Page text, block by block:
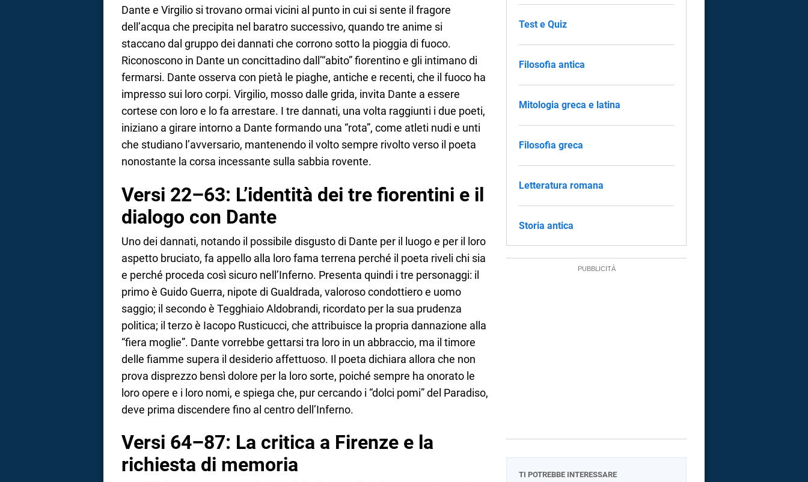
Dante e Virgilio si trovano ormai vicini al punto in cui si sente il fragore
dell’acqua che precipita nel baratro successivo, quando tre anime si
staccano dal gruppo dei dannati che corrono sotto la pioggia di fuoco.
Riconoscono in Dante un concittadino dall’“abito” fiorentino e gli intimano di
fermarsi. Dante osserva con pietà le piaghe, antiche e recenti, che il fuoco ha
impresso sui loro corpi. Virgilio, mosso dalle grida, invita Dante a essere
cortese con loro e lo fa arrestare. I tre dannati, una volta raggiunti i due poeti,
iniziano a girare intorno a Dante formando una “rota”, come atleti nudi e unti
che studiano l’avversario, mantenendo il volto sempre rivolto verso il poeta
nonostante la corsa incessante sulla sabbia rovente.
Versi 22–63: L’identità dei tre fiorentini e il
dialogo con Dante
Uno dei dannati, notando il possibile disgusto di Dante per il luogo e per il loro
aspetto bruciato, fa appello alla loro fama terrena perché il poeta riveli chi sia
e perché proceda così sicuro nell’Inferno. Presenta quindi i tre personaggi: il
primo è Guido Guerra, nipote di Gualdrada, valoroso condottiero e uomo
saggio; il secondo è Tegghiaio Aldobrandi, ricordato per la sua prudenza
politica; il terzo è Iacopo Rusticucci, che attribuisce la propria dannazione alla
“fiera moglie”. Dante vorrebbe gettarsi tra loro in un abbraccio, ma il timore
delle fiamme supera il desiderio affettuoso. Il poeta dichiara allora che non
prova disprezzo bensì dolore per la loro sorte, poiché sempre ha onorato le
loro opere e i loro nomi, e spiega che, pur cercando i “dolci pomi” del Paradiso,
deve prima discendere fino al centro dell’Inferno.
Versi 64–87: La critica a Firenze e la
richiesta di memoria
Test e Quiz
Filosofia antica
Mitologia greca e latina
Filosofia greca
Letteratura romana
Storia antica
TI POTREBBE INTERESSARE